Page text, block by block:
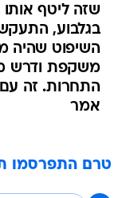
שזה ליטף
בגלבוע,
השיפוט שהיה
משקפת ודרש
התחרות. זה
אמר
טרם התפרסמו